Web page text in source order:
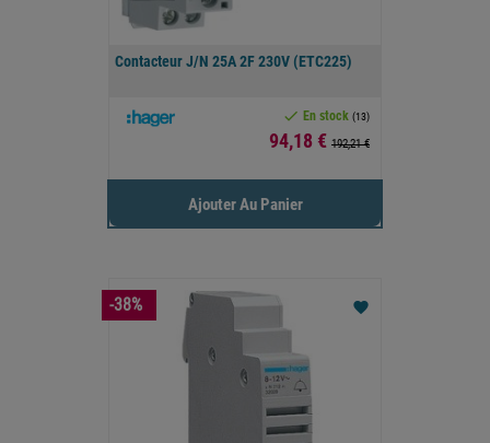
Contacteur J/N 25A 2F 230V (ETC225)
 En stock (13)
Prix
94,18 € 192,21 €
Ajouter Au Panier
favorite
-38%